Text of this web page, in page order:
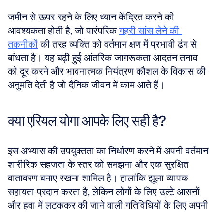
जमीन से ऊपर रहने के लिए ध्यान केंद्रित करने की
आवश्यकता होती है, जो पारंपरिक गहरी सांस लेने की
तकनीकों की तरह व्यक्ति को वर्तमान क्षण में प्रभावी ढंग से
बांधता है। यह बढ़ी हुई आंतरिक जागरूकता आदतन तनाव
को दूर करने और भावनात्मक नियंत्रण कौशल के विकास की
अनुमति देती है जो दैनिक जीवन में काम आते हैं।
क्या एरियल योगा आपके लिए सही है?
इस अभ्यास की उपयुक्तता का निर्धारण करने में अपनी वर्तमान
शारीरिक सहजता के स्तर को समझना और एक सुरक्षित
वातावरण बनाए रखना शामिल है। हालांकि झूला व्यापक
सहायता प्रदान करता है, लेकिन लोगों के लिए उल्टे आसनों
और हवा में लटककर की जाने वाली गतिविधियों के लिए अपनी